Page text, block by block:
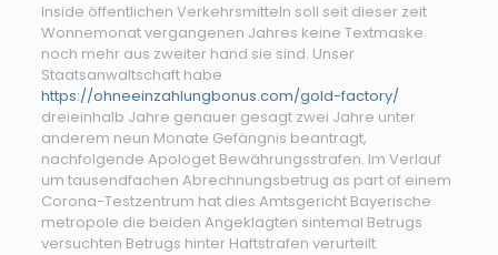
Inside öffentlichen Verkehrsmitteln soll seit dieser zeit
Wonnemonat vergangenen Jahres keine Textmaske
noch mehr aus zweiter hand sie sind. Unser
Staatsanwaltschaft habe
https://ohneeinzahlungbonus.com/gold-factory/
dreieinhalb Jahre genauer gesagt zwei Jahre unter
anderem neun Monate Gefängnis beantragt,
nachfolgende Apologet Bewährungsstrafen. Im Verlauf
um tausendfachen Abrechnungsbetrug as part of einem
Corona-Testzentrum hat dies Amtsgericht Bayerische
metropole die beiden Angeklagten sintemal Betrugs
versuchten Betrugs hinter Haftstrafen verurteilt.